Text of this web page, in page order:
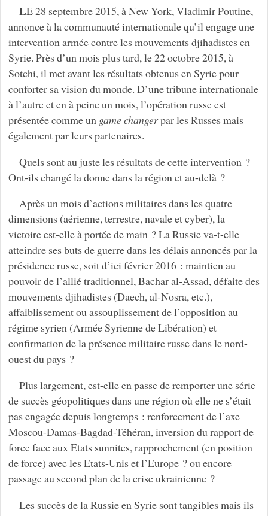
LE 28 septembre 2015, à New York, Vladimir Poutine,
annonce à la communauté internationale qu’il engage une
intervention armée contre les mouvements djihadistes en
Syrie. Près d’un mois plus tard, le 22 octobre 2015, à
Sotchi, il met avant les résultats obtenus en Syrie pour
conforter sa vision du monde. D’une tribune internationale
à l’autre et en à peine un mois, l’opération russe est
présentée comme un game changerpar les Russes mais
également par leurs partenaires.
Quels sont au juste les résultats de cette intervention ?
Ont-ils changé la donne dans la région et au-delà ?
Après un mois d’actions militaires dans les quatre
dimensions (aérienne, terrestre, navale et cyber), la
victoire est-elle à portée de main ? La Russie va-t-elle
atteindre ses buts de guerre dans les délais annoncés par la
présidence russe, soit d’ici février 2016 : maintien au
pouvoir de l’allié traditionnel, Bachar al-Assad, défaite des
mouvements djihadistes (Daech, al-Nosra, etc.),
affaiblissement ou assouplissement de l’opposition au
régime syrien (Armée Syrienne de Libération) et
confirmation de la présence militaire russe dans le nord-
ouest du pays ?
Plus largement, est-elle en passe de remporter une série
de succès géopolitiques dans une région où elle ne s’était
pas engagée depuis longtemps : renforcement de l’axe
Moscou-Damas-Bagdad-Téhéran, inversion du rapport de
force face aux Etats sunnites, rapprochement (en position
de force) avec les Etats-Unis et l’Europe ? ou encore
passage au second plan de la crise ukrainienne ?
Les succès de la Russie en Syrie sont tangibles mais ils